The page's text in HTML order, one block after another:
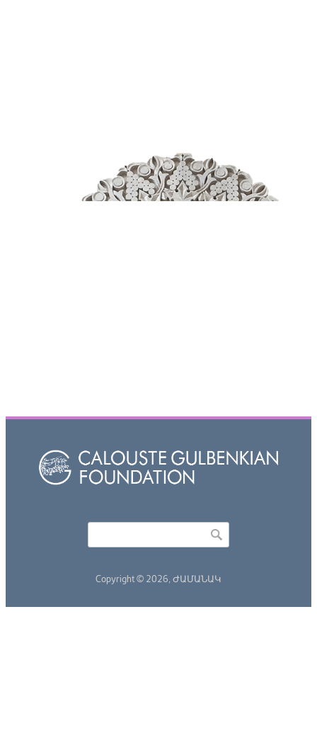
Copyright © 2026, ԺԱՄԱՆԱԿ